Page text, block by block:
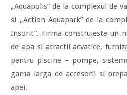
„Aquapolis” de la complexul de
si „Action Aquapark” de la
Insorit”. Firma construieste un
de apa si atractii acvatice,
pentru piscine – pompe,
gama larga de accesorii si
apei.